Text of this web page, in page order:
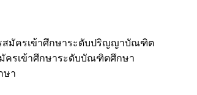
สมัครเข้าศึกษาระดับปริญญาบัณฑิต
ครเข้าศึกษาระดับบัณฑิตศึกษา
ษา